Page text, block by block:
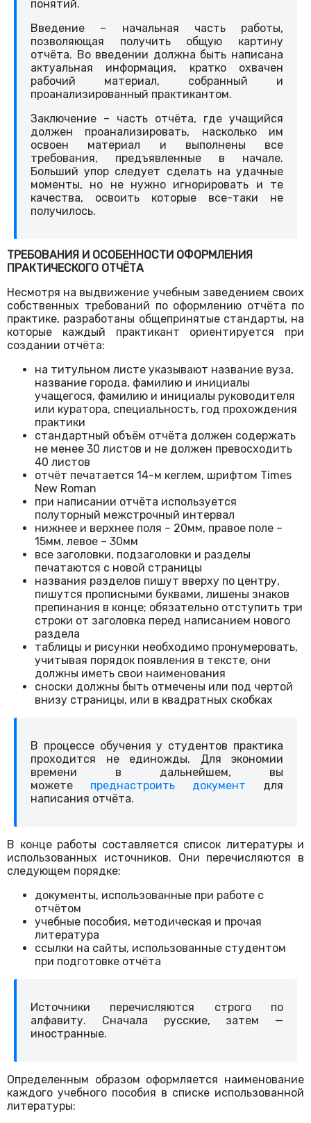
понятий.
Введение – начальная часть работы,
позволяющая получить общую картину
отчёта. Во введении должна быть написана
актуальная информация, кратко охвачен
рабочий материал, собранный и
проанализированный практикантом.
Заключение – часть отчёта, где учащийся
должен проанализировать, насколько им
освоен материал и выполнены все
требования, предъявленные в начале.
Больший упор следует сделать на удачные
моменты, но не нужно игнорировать и те
качества, освоить которые все-таки не
получилось.
ТРЕБОВАНИЯ И ОСОБЕННОСТИ ОФОРМЛЕНИЯ
ПРАКТИЧЕСКОГО ОТЧЁТА
Несмотря на выдвижение учебным заведением своих
собственных требований по оформлению отчёта по
практике, разработаны общепринятые стандарты, на
которые каждый практикант ориентируется при
создании отчёта:
на титульном листе указывают название вуза,
название города, фамилию и инициалы
учащегося, фамилию и инициалы руководителя
или куратора, специальность, год прохождения
практики
стандартный объём отчёта должен содержать
не менее 30 листов и не должен превосходить
40 листов
отчёт печатается 14-м кеглем, шрифтом Times
New Roman
при написании отчёта используется
полуторный межстрочный интервал
нижнее и верхнее поля – 20мм, правое поле –
15мм, левое – 30мм
все заголовки, подзаголовки и разделы
печатаются с новой страницы
названия разделов пишут вверху по центру,
пишутся прописными буквами, лишены знаков
препинания в конце; обязательно отступить три
строки от заголовка перед написанием нового
раздела
таблицы и рисунки необходимо пронумеровать,
учитывая порядок появления в тексте, они
должны иметь свои наименования
сноски должны быть отмечены или под чертой
внизу страницы, или в квадратных скобках
В процессе обучения у студентов практика
проходится не единожды. Для экономии
времени в дальнейшем, вы
можете преднастроить документ для
написания отчёта.
В конце работы составляется список литературы и
использованных источников. Они перечисляются в
следующем порядке:
документы, использованные при работе с
отчётом
учебные пособия, методическая и прочая
литература
ссылки на сайты, использованные студентом
при подготовке отчёта
Источники перечисляются строго по
алфавиту. Сначала русские, затем —
иностранные.
Определенным образом оформляется наименование
каждого учебного пособия в списке использованной
литературы: